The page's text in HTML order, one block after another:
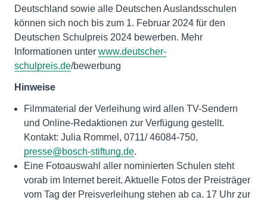
Deutschland sowie alle Deutschen Auslandsschulen
können sich noch bis zum 1. Februar 2024 für den
Deutschen Schulpreis 2024 bewerben. Mehr
Informationen unter www.deutscher-
schulpreis.de/bewerbung
Hinweise
Filmmaterial der Verleihung wird allen TV-Sendern
und Online-Redaktionen zur Verfügung gestellt.
Kontakt: Julia Rommel, 0711/ 46084-750,
presse@bosch-stiftung.de.
Eine Fotoauswahl aller nominierten Schulen steht
vorab im Internet bereit. Aktuelle Fotos der Preisträger
vom Tag der Preisverleihung stehen ab ca. 17 Uhr zur